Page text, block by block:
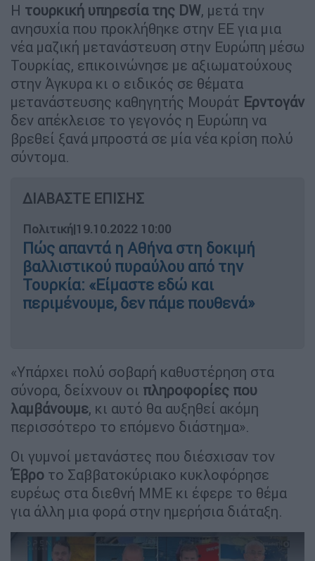
Η τουρκική υπηρεσία της DW, μετά την
ανησυχία που προκλήθηκε στην ΕΕ για μια
νέα μαζική μετανάστευση στην Ευρώπη μέσω
Τουρκίας, επικοινώνησε με αξιωματούχους
στην Άγκυρα κι ο ειδικός σε θέματα
μετανάστευσης καθηγητής Μουράτ Ερντογάν
δεν απέκλεισε το γεγονός η Ευρώπη να
βρεθεί ξανά μπροστά σε μία νέα κρίση πολύ
σύντομα.
ΔΙΑΒΑΣΤΕ ΕΠΙΣΗΣ
Πολιτική|19.10.2022 10:00
Πώς απαντά η Αθήνα στη δοκιμή
βαλλιστικού πυραύλου από την
Τουρκία: «Είμαστε εδώ και
περιμένουμε, δεν πάμε πουθενά»
«Υπάρχει πολύ σοβαρή καθυστέρηση στα
σύνορα, δείχνουν οι πληροφορίες που
λαμβάνουμε, κι αυτό θα αυξηθεί ακόμη
περισσότερο το επόμενο διάστημα».
Οι γυμνοί μετανάστες που διέσχισαν τον
Έβρο το Σαββατοκύριακο κυκλοφόρησε
ευρέως στα διεθνή ΜΜΕ κι έφερε το θέμα
για άλλη μια φορά στην ημερήσια διάταξη.